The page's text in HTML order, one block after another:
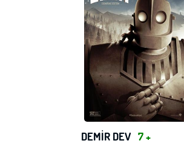
DEMİR DEV 7 +